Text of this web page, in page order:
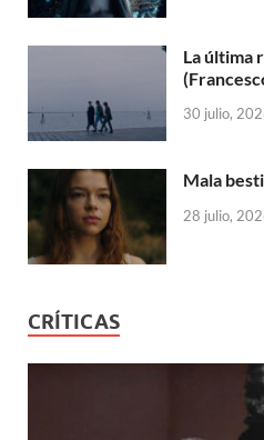
La última
30 julio,
Mala
28 julio,
CRÍTICAS